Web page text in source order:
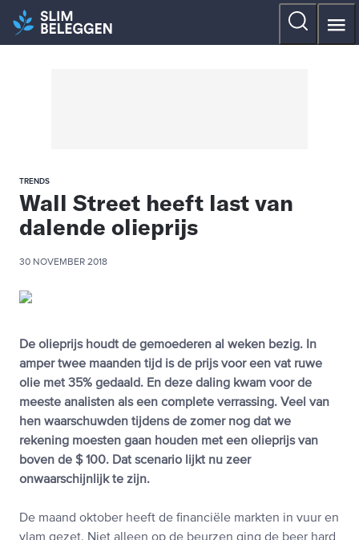
TRENDS
Wall Street heeft last van
dalende olieprijs
30 NOVEMBER 2018
De olieprijs houdt de gemoederen al weken bezig. In
amper twee maanden tijd is de prijs voor een vat ruwe
olie met 35% gedaald. En deze daling kwam voor de
meeste analisten als een complete verrassing. Veel van
hen waarschuwden tijdens de zomer nog dat we
rekening moesten gaan houden met een olieprijs van
boven de $ 100. Dat scenario lijkt nu zeer
onwaarschijnlijk te zijn.
De maand oktober heeft de financiële markten in vuur en